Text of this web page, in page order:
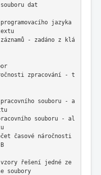
souboru dat
textu
soubory